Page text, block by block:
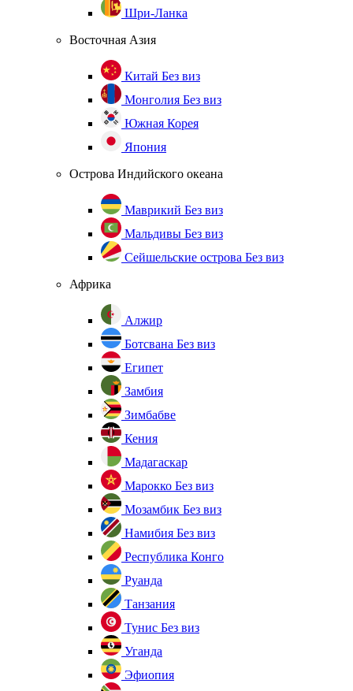
Шри-Ланка
Восточная Азия
Китай Без виз
Монголия Без виз
Южная Корея
Япония
Острова Индийского океана
Маврикий Без виз
Мальдивы Без виз
Сейшельские острова Без виз
Африка
Алжир
Ботсвана Без виз
Египет
Замбия
Зимбабве
Кения
Мадагаскар
Марокко Без виз
Мозамбик Без виз
Намибия Без виз
Республика Конго
Руанда
Танзания
Тунис Без виз
Уганда
Эфиопия